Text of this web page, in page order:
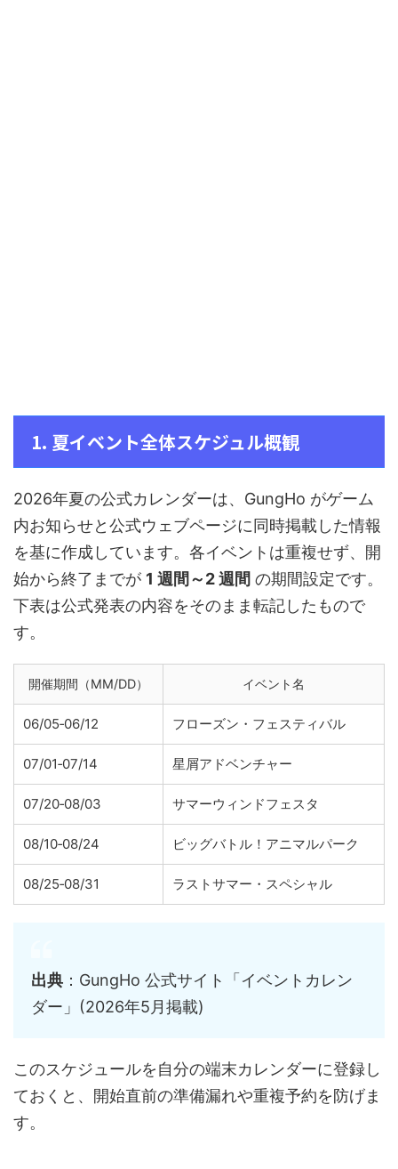
1. 夏イベント全体スケジュル概観
2026年夏の公式カレンダーは、GungHo がゲーム
内お知らせと公式ウェブページに同時掲載した情報
を基に作成しています。各イベントは重複せず、開
始から終了までが 1 週間～2 週間 の期間設定です。
下表は公式発表の内容をそのまま転記したもので
す。
開催期間（MM/DD） イベント名
06/05‑06/12 フローズン・フェスティバル
07/01‑07/14 星屑アドベンチャー
07/20‑08/03 サマーウィンドフェスタ
08/10‑08/24 ビッグバトル！アニマルパーク
08/25‑08/31 ラストサマー・スペシャル
出典 ：GungHo 公式サイト「イベントカレン
ダー」(2026年5月掲載)
このスケジュールを自分の端末カレンダーに登録し
ておくと、開始直前の準備漏れや重複予約を防げま
す。